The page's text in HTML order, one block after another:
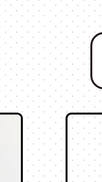
ナル
さんに相談だ！
ービスとは